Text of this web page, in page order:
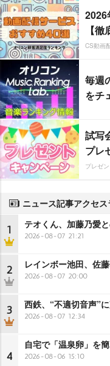
2026
【徹
CS動画
毎週
をチ
試写
プレ
プレゼ
ニュース記事アクセ
1 テオくん、加藤乃愛
2026-08-07 21:21
2 レインボー池田、佐
2026-08-07 20:00
3 西鉄、“不適切音声”
2026-08-07 12:34
4
自宅で「温泉卵」を
2026-08-06 15:10